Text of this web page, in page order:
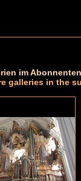
im
galleries in the